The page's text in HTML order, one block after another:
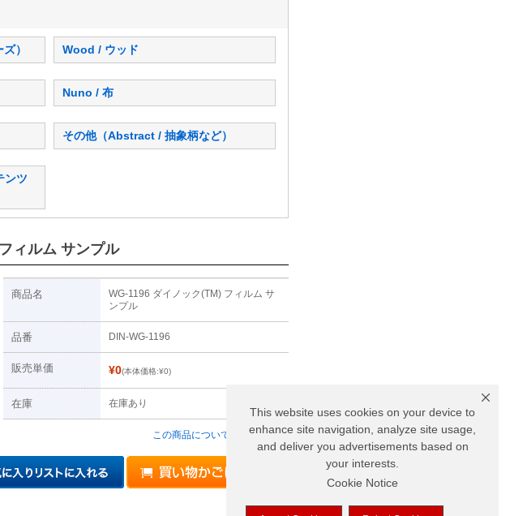
This website uses cookies on your device to
enhance site navigation, analyze site usage,
and deliver you advertisements based on
your interests.
Cookie Notice
） Wood / ウッド
Nuno / 布
その他（Abstract / 抽象柄など）
ンツ
ィルム サンプル
商品名
WG-1196 ダイノック(TM) フィルム サ
ンプル
品番 DIN-WG-1196
販売単価 ¥0(本体価格:¥0)
在庫 在庫あり
この商品について問い合わせる